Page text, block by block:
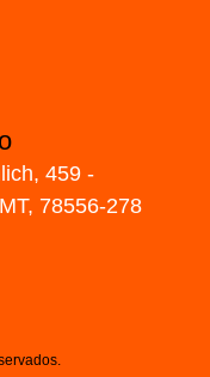
459 -
78556-278